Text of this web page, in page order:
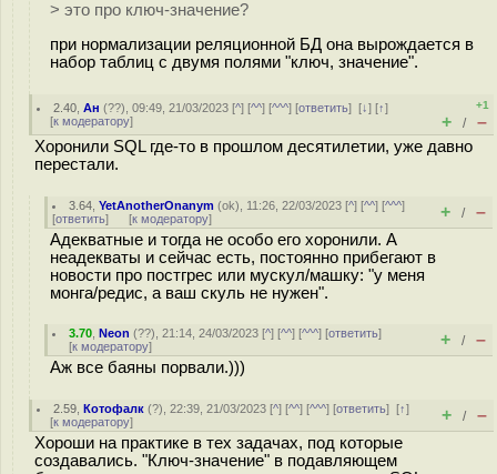
> это про ключ-значение?
при нормализации реляционной БД она вырождается в
набор таблиц с двумя полями "ключ, значение".
2.40 ,Ан (??), 09:49, 21/03/2023 [^] [^^] [^^^] [ответить][↓] [↑]
[к модератору]
+1
+ / –
Хоронили SQL где-то в прошлом десятилетии, уже давно
перестали.
3.64 ,YetAnotherOnanym (ok), 11:26, 22/03/2023 [^] [^^] [^^^]
[ответить] [к модератору] + / –
Адекватные и тогда не особо его хоронили. А
неадекваты и сейчас есть, постоянно прибегают в
новости про постгрес или мускул/машку: "у меня
монга/редис, а ваш скуль не нужен".
3.70 ,Neon (??), 21:14, 24/03/2023 [^] [^^] [^^^] [ответить]
[к модератору] + / –
Аж все баяны порвали.)))
2.59 ,Котофалк (?), 22:39, 21/03/2023 [^] [^^] [^^^] [ответить][↑]
[к модератору] + / –
Хороши на практике в тех задачах, под которые
создавались. "Ключ-значение" в подавляющем